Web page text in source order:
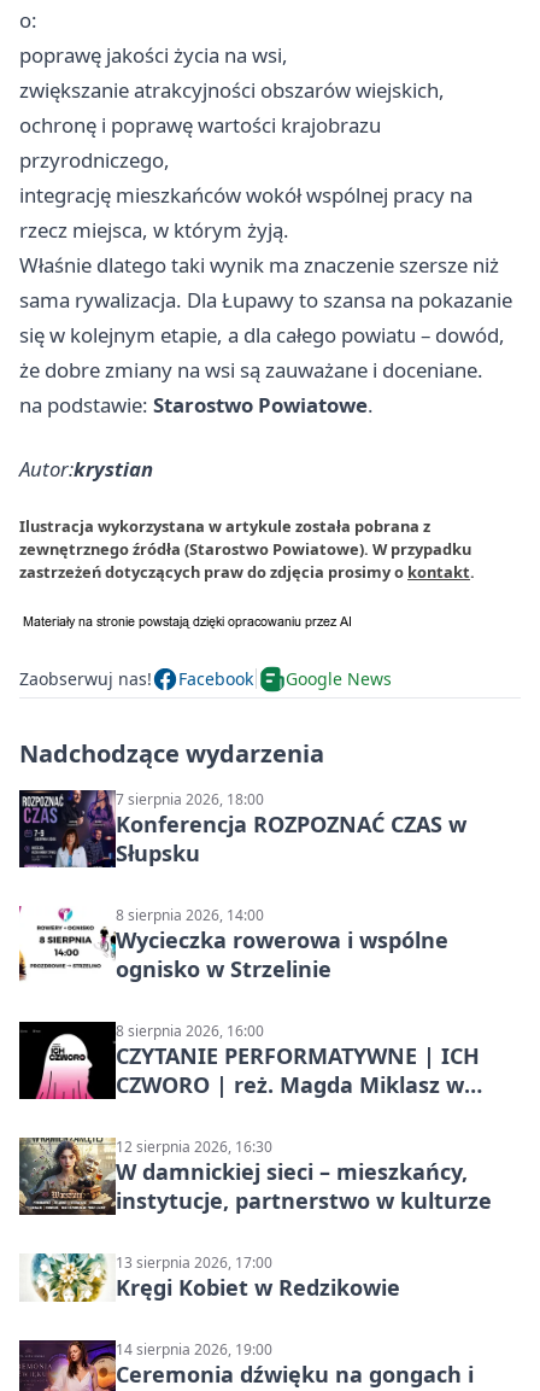
o:
poprawę jakości życia na wsi,
zwiększanie atrakcyjności obszarów wiejskich,
ochronę i poprawę wartości krajobrazu
przyrodniczego,
integrację mieszkańców wokół wspólnej pracy na
rzecz miejsca, w którym żyją.
Właśnie dlatego taki wynik ma znaczenie szersze niż
sama rywalizacja. Dla Łupawy to szansa na pokazanie
się w kolejnym etapie, a dla całego powiatu – dowód,
że dobre zmiany na wsi są zauważane i doceniane.
na podstawie: Starostwo Powiatowe.
Autor:krystian
Ilustracja wykorzystana w artykule została pobrana z
zewnętrznego źródła (Starostwo Powiatowe). W przypadku
zastrzeżeń dotyczących praw do zdjęcia prosimy o kontakt.
Zaobserwuj nas! Facebook Google News
Nadchodzące wydarzenia
7 sierpnia 2026, 18:00
Konferencja ROZPOZNAĆ CZAS w
Słupsku
8 sierpnia 2026, 14:00
Wycieczka rowerowa i wspólne
ognisko w Strzelinie
8 sierpnia 2026, 16:00
CZYTANIE PERFORMATYWNE | ICH
CZWORO | reż. Magda Miklasz w
12 sierpnia 2026, 16:30
W damnickiej sieci – mieszkańcy,
instytucje, partnerstwo w kulturze
13 sierpnia 2026, 17:00
Kręgi Kobiet w Redzikowie
14 sierpnia 2026, 19:00
Ceremonia dźwięku na gongach i